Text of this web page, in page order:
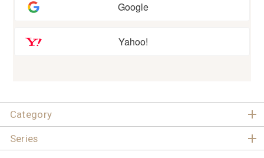
Google
Yahoo!
Category
Series